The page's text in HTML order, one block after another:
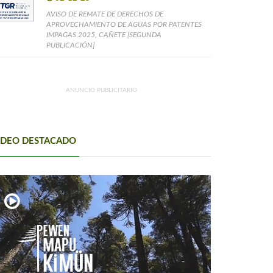
AVISO DE REMATE DE DERECHOS DE
APROVECHAMIENTO DE AGUAS POR PATENTES
IMPAGAS 2025, CAÑETE [SEGUNDA
PUBLICACIÓN]
ANUNCIO PUBLICITARIO
DESTACADO